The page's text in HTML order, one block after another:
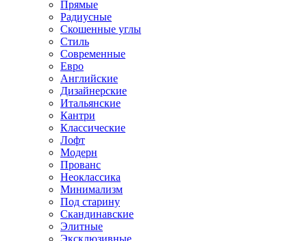
Прямые
Радиусные
Скошенные углы
Стиль
Современные
Евро
Английские
Дизайнерские
Итальянские
Кантри
Классические
Лофт
Модерн
Прованс
Неоклассика
Минимализм
Под старину
Скандинавские
Элитные
Эксклюзивные